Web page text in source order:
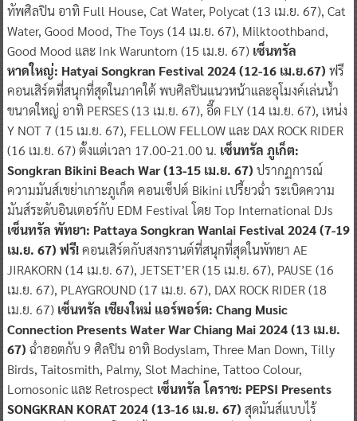
ทัพศิลปิน อาทิ Full House, Cat Water, Polycat (13 เม.ย. 67), Cat
Water, Good Mood, The Toys (14 เม.ย. 67), Milktoothband,
Good Mood และ Ink Waruntorn (15 เม.ย. 67) เซ็นทรัล
หาดใหญ่: Hatyai Songkran Festival 2024 (12-16 เม.ย.67) ฟรี
คอนเสิร์ตที่สนุกที่สุดในภาคใต้ พบศิลปินแนวหน้าและอุโมงค์เล่นน้ำ
ขนาดใหญ่ อาทิ PERSES (13 เม.ย. 67), อี๊ด FLY (14 เม.ย. 67), เหน่ง
Y NOT 7 (15 เม.ย. 67), FELLOW FELLOW และ DAX ROCK RIDER
(16 เม.ย. 67) ตั้งแต่เวลา 17.00-21.00 น. เซ็นทรัล ภูเก็ต:
Songkran Bikini Beach War (13-15 เม.ย. 67) ปรากฏการณ์
ความมันส์เขย่าเกาะภูเก็ต คอนเซ็ปต์ Bikini เปรี้ยวฉ่ำ ระเบิดความ
มันส์ระดับอินเตอร์กับ EDM Festival โดย Top International DJs
เซ็นทรัล พัทยา: Pattaya Songkran Wanlai Festival 2024 (7-19
เม.ย. 67) ฟรี!คอนเสิร์ตกับสงกรานต์ที่สนุกที่สุดในพัทยา AE
JIRAKORN (14 เม.ย. 67), JETSET’ER (15 เม.ย. 67), PAUSE (16
เม.ย. 67), PLAYGROUND (17 เม.ย. 67), DAX ROCK RIDER (18
เม.ย. 67) เซ็นทรัล เชียงใหม่ แอร์พอร์ต: Chang Music
Connection Presents Water War Chiang Mai 2024 (13 เม.ย.
67) ฉ่ำฮอตกับ 9 ศิลปิน อาทิ Bodyslam, Three Man Down, Tilly
Birds, Taitosmith, Palmy, Slot Machine, Tattoo Colour,
Lomosonic และ Retrospect เซ็นทรัล โคราช: PEPSI Presents
SONGKRAN KORAT 2024 (13-16 เม.ย. 67) สุดมันส์แบบไร้